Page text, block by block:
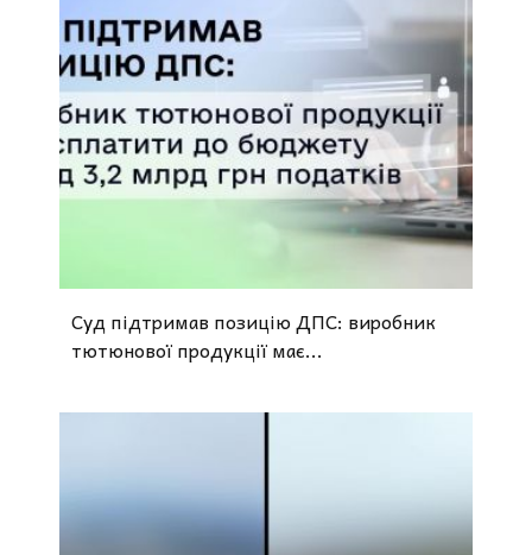
Суд підтримав позицію ДПС: виробник
тютюнової продукції має...